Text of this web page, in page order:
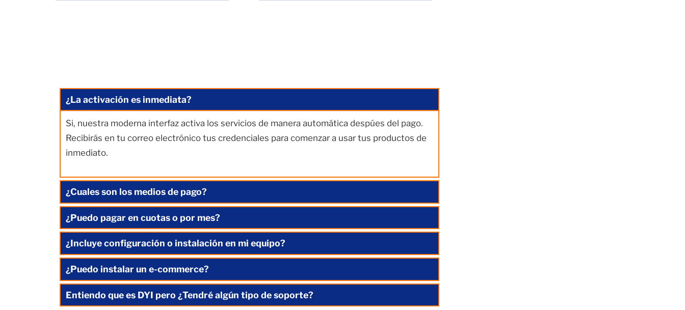
¿La activación es inmediata?
Si, nuestra moderna interfaz activa los servicios de manera automática despúes del pago.
Recibirás en tu correo electrónico tus credenciales para comenzar a usar tus productos de
inmediato.
¿Cuales son los medios de pago?
¿Puedo pagar en cuotas o por mes?
¿Incluye configuración o instalación en mi equipo?
¿Puedo instalar un e-commerce?
Entiendo que es DYI pero ¿Tendré algún tipo de soporte?